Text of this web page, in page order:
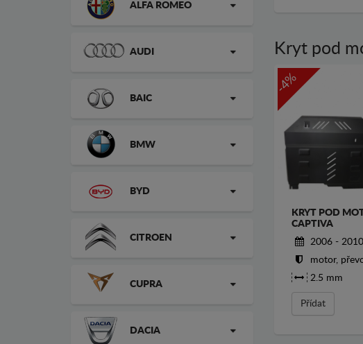
ALFA ROMEO
AUDI
BAIC
BMW
BYD
CITROEN
CUPRA
DACIA
Kryt pod
-4%
KRYT POD
CAPTIVA
2006 - 2010
motor,
2.5 mm
Přídat